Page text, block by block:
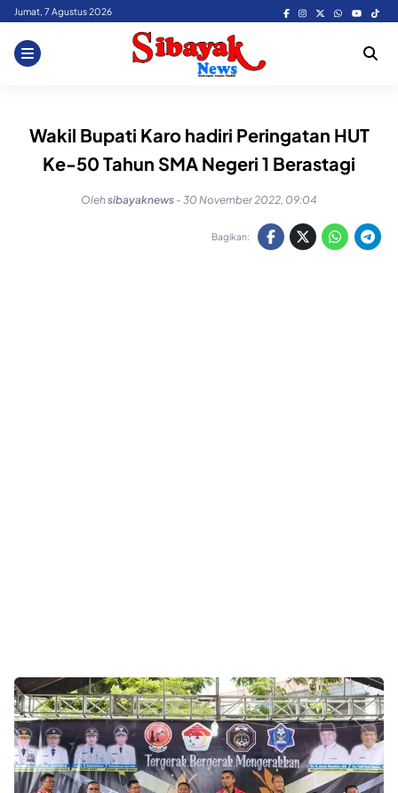
Skip
content
Jumat, 7 Agustus 2026
Wakil Bupati Karo hadiri Peringatan HUT
Ke-50 Tahun SMA Negeri 1 Berastagi
Olehsibayaknews - 30 November 2022, 09:04
Bagikan: